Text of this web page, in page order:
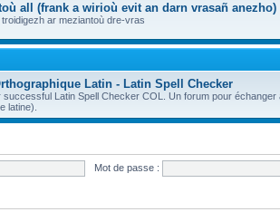
all (frank a wirioù evit an darn vrasañ anezho)
ar meziantoù dre-vras
Latin - Latin Spell Checker
successful Latin Spell Checker COL. Un forum pour
latine).
Mot de passe :